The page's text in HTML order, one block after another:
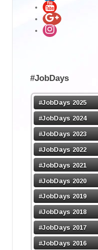
#JobDays
#JobDays 2025
#JobDays 2024
#JobDays 2023
#JobDays 2022
#JobDays 2021
#JobDays 2020
#JobDays 2019
#JobDays 2018
#JobDays 2017
#JobDays 2016